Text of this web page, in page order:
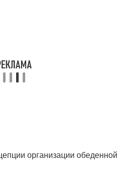
организации обеденной